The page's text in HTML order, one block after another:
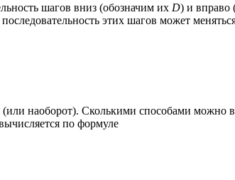
шагов вниз (обозначим их D) и вправо
этих шагов может
(или наоборот). Сколькими способами можно
по формуле